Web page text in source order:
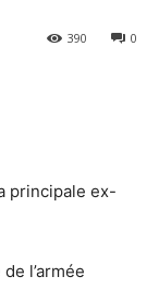
0
390
l’armée